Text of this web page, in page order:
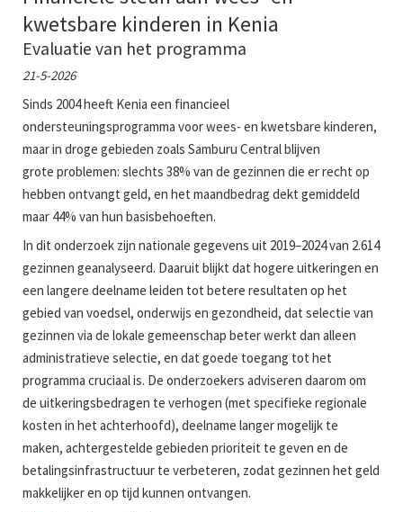
kwetsbare kinderen in Kenia
Evaluatie van het programma
21-5-2026
Sinds 2004 heeft Kenia een financieel
ondersteuningsprogramma voor wees- en kwetsbare kinderen,
maar in droge gebieden zoals Samburu Central blijven
grote problemen: slechts 38% van de gezinnen die er recht op
hebben ontvangt geld, en het maandbedrag dekt gemiddeld
maar 44% van hun basisbehoeften.
In dit onderzoek zijn nationale gegevens uit 2019–2024 van 2.614
gezinnen geanalyseerd. Daaruit blijkt dat hogere uitkeringen en
een langere deelname leiden tot betere resultaten op het
gebied van voedsel, onderwijs en gezondheid, dat selectie van
gezinnen via de lokale gemeenschap beter werkt dan alleen
administratieve selectie, en dat goede toegang tot het
programma cruciaal is. De onderzoekers adviseren daarom om
de uitkeringsbedragen te verhogen (met specifieke regionale
kosten in het achterhoofd), deelname langer mogelijk te
maken, achtergestelde gebieden prioriteit te geven en de
betalingsinfrastructuur te verbeteren, zodat gezinnen het geld
makkelijker en op tijd kunnen ontvangen.